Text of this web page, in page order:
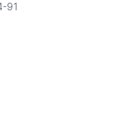
91